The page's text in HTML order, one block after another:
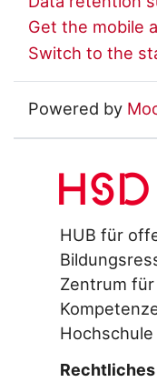
Get the mobile
Switch to the
Powered by
HUB für
Zentrum